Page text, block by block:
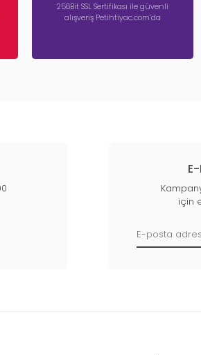
256Bit SSL Sertifikası ile güvenli
alışveriş Petihtiyac.com’da
için